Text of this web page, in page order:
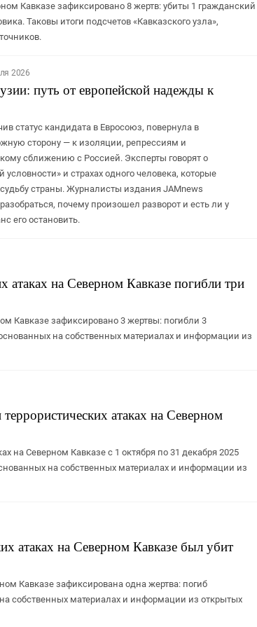
Кавказе зафиксировано 8 жертв: убиты 1 гражданский
Таковы итоги подсчетов «Кавказского узла»,
2026
путь от европейской надежды к
статус кандидата в Евросоюз, повернула в
сторону — к изоляции, репрессиям и
сближению с Россией. Эксперты говорят о
условности» и страхах одного человека, которые
страны. Журналисты издания JAMnews
почему произошел разворот и есть ли у
его остановить.
на Северном Кавказе погибли три
Кавказе зафиксировано 3 жертвы: погибли 3
на собственных материалах и информации из
атаках на Северном
на Северном Кавказе с 1 октября по 31 декабря 2025
на собственных материалах и информации из
атаках на Северном Кавказе был убит
Кавказе зафиксирована одна жертва: погиб
собственных материалах и информации из открытых